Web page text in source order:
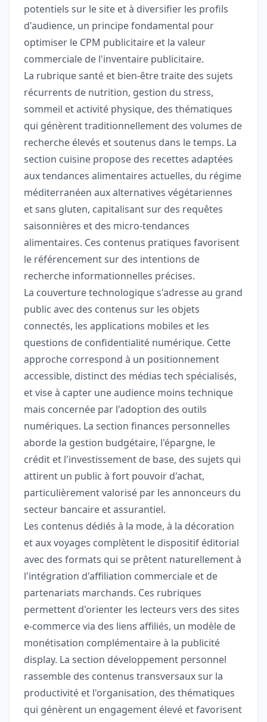
potentiels sur le site et à diversifier les profils
d'audience, un principe fondamental pour
optimiser le CPM publicitaire et la valeur
commerciale de l'inventaire publicitaire.
La rubrique santé et bien-être traite des sujets
récurrents de nutrition, gestion du stress,
sommeil et activité physique, des thématiques
qui génèrent traditionnellement des volumes de
recherche élevés et soutenus dans le temps. La
section cuisine propose des recettes adaptées
aux tendances alimentaires actuelles, du régime
méditerranéen aux alternatives végétariennes
et sans gluten, capitalisant sur des requêtes
saisonnières et des micro-tendances
alimentaires. Ces contenus pratiques favorisent
le référencement sur des intentions de
recherche informationnelles précises.
La couverture technologique s'adresse au grand
public avec des contenus sur les objets
connectés, les applications mobiles et les
questions de confidentialité numérique. Cette
approche correspond à un positionnement
accessible, distinct des médias tech spécialisés,
et vise à capter une audience moins technique
mais concernée par l'adoption des outils
numériques. La section finances personnelles
aborde la gestion budgétaire, l'épargne, le
crédit et l'investissement de base, des sujets qui
attirent un public à fort pouvoir d'achat,
particulièrement valorisé par les annonceurs du
secteur bancaire et assurantiel.
Les contenus dédiés à la mode, à la décoration
et aux voyages complètent le dispositif éditorial
avec des formats qui se prêtent naturellement à
l'intégration d'affiliation commerciale et de
partenariats marchands. Ces rubriques
permettent d'orienter les lecteurs vers des sites
e-commerce via des liens affiliés, un modèle de
monétisation complémentaire à la publicité
display. La section développement personnel
rassemble des contenus transversaux sur la
productivité et l'organisation, des thématiques
qui génèrent un engagement élevé et favorisent